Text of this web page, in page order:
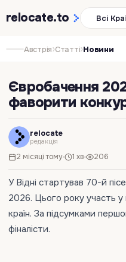
relocate.to Всі
Австрія›Статті›Новини
Євробачення
фаворити
relocate
редакція
2 місяці тому 1 хв 206
У Відні стартував 70-й
2026. Цього року участь у
країн. За підсумками
фіналісти.